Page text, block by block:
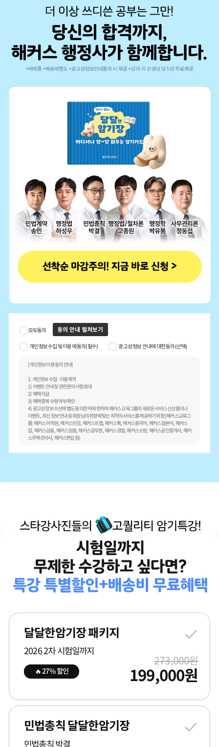
모두동의
개인정보 수집 및 이용에 동의(필수) 광고성 정보 안내에 대한 동의(선택)
동의 안내 펼쳐보기
[개인정보 이용 동의 안내]
1. 개인정보 수집· 이용 목적
1) 이벤트 안내 및 관련 문의사항 응대
2) 혜택 지급
3) 혜택 중복 수령 여부 확인
4) 광고성 정보 수신에 별도 동의한 자에 한하여 해커스 교육그룹의 새로운 서비스 신상품이나
이벤트, 최신 정보 안내 등 회원님의 취향에 맞는 최적의 서비스를 제공하기 위함 (해커스교육그
룹: 해커스 어학원, 해커스인강, 해커스프랩, 해커스톡, 해커스중국어, 해커스일본어, 해커스
잡, 해커스금융, 해커스임용, 해커스공무원, 해커스경찰, 해커스소방, 해커스공인중개사, 해커
스주택관리사, 해커스편입 등)
2. 개인정보 수집·이용 항목: 이름, 휴대폰번호
한됩니다.
달달한암기장 패키지
2026 2차 시험일까지
🔥 27% 할인
273,000원
199,000원
민법총칙 달달한암기장
민법총칙 박결